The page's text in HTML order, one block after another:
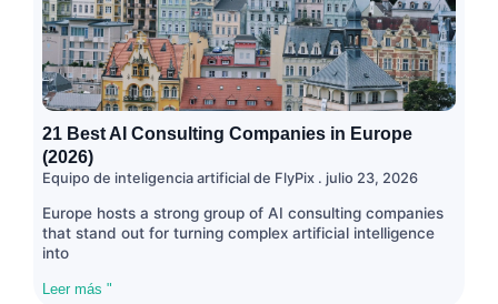
21 Best AI Consulting Companies in Europe
(2026)
Equipo de inteligencia artificial de FlyPix julio 23, 2026
Europe hosts a strong group of AI consulting companies
that stand out for turning complex artificial intelligence
into
Leer más "